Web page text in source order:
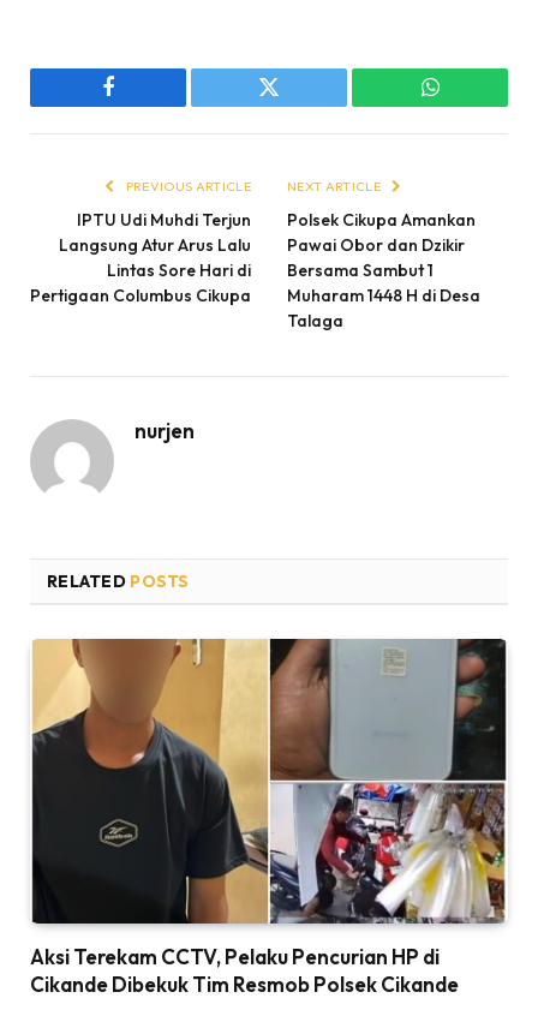
Facebook Twitter WhatsApp
PREVIOUS ARTICLE
IPTU Udi Muhdi Terjun
Langsung Atur Arus Lalu
Lintas Sore Hari di
Pertigaan Columbus Cikupa
NEXT ARTICLE
Polsek Cikupa Amankan
Pawai Obor dan Dzikir
Bersama Sambut 1
Muharam 1448 H di Desa
Talaga
nurjen
RELATED POSTS
Aksi Terekam CCTV, Pelaku Pencurian HP di
Cikande Dibekuk Tim Resmob Polsek Cikande